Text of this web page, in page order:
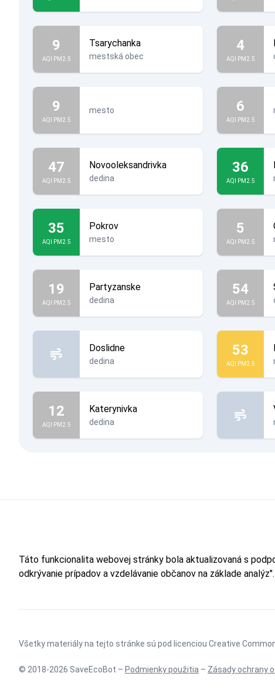
9
AQI PM2.5
Tsarychanka
mestská obec
4
AQI PM2.5
9
AQI PM2.5
mesto 6
AQI PM2.5
47
AQI PM2.5
Novooleksandrivka
dedina
36
AQI PM2.5
35
AQI PM2.5
Pokrov
mesto
5
AQI PM2.5
19
AQI PM2.5
Partyzanske
dedina
54
AQI PM2.5
Doslidne
dedina
53
AQI PM2.5
12
AQI PM2.5
Katerynivka
dedina
Táto funkcionalita webovej stránky bola aktualizovaná s
odkrývanie prípadov a vzdelávanie občanov na základe
Všetky materiály na tejto stránke sú pod licenciou Creative
© 2018-2026 SaveEcoBot – Podmienky použitia – Zásady ochrany